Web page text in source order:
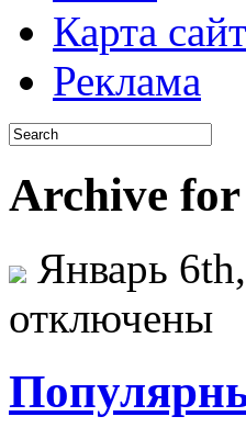
Карта
Реклама
Archive
Январь
отключены